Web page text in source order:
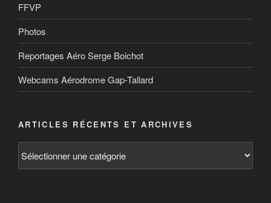
FFVP
Photos
Reportages Aéro Serge Boichot
Webcams Aérodrome Gap-Tallard
ARTICLES RÉCENTS ET ARCHIVES
récents